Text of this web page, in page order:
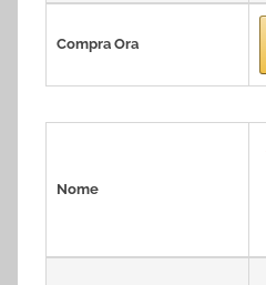
Compra Ora
Nome